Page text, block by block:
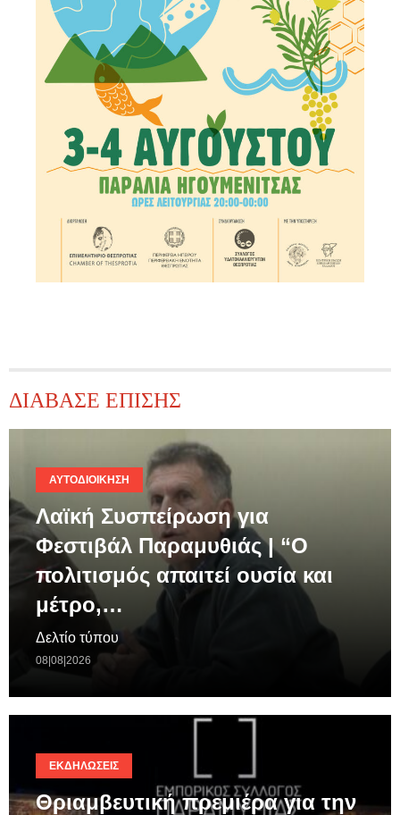
ΔΙΑΒΑΣΕ ΕΠΙΣΗΣ
ΑΥΤΟΔΙΟΊΚΗΣΗ
Λαϊκή Συσπείρωση για
Φεστιβάλ Παραμυθιάς | “Ο
πολιτισμός απαιτεί ουσία και
μέτρο,…
Δελτίο τύπου
08|08|2026
ΕΚΔΗΛΏΣΕΙΣ
Θριαμβευτική πρεμιέρα για την